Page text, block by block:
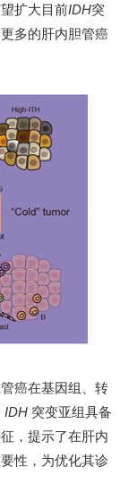
扩大目前IDH突
多的肝内胆管癌
癌在基因组、转
IDH 突变亚组具备
，提示了在肝内
性，为优化其诊